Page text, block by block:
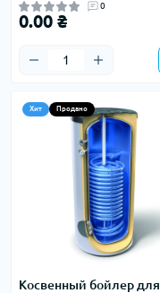
0
0.00 ₴
Хит Продано
Косвенный бойлер для